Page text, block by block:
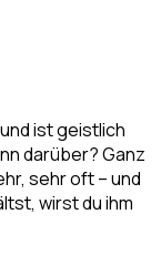
ist geistlich
darüber? Ganz
sehr oft – und
wirst du ihm